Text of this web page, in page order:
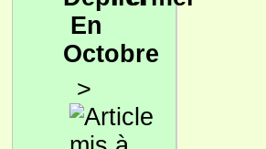
En
Octobre
>